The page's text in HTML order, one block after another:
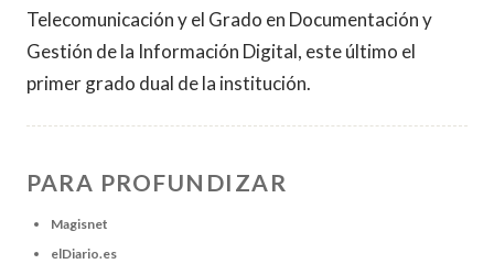
Telecomunicación y el Grado en Documentación y
Gestión de la Información Digital, este último el
primer grado dual de la institución.
PARA PROFUNDIZAR
Magisnet
elDiario.es